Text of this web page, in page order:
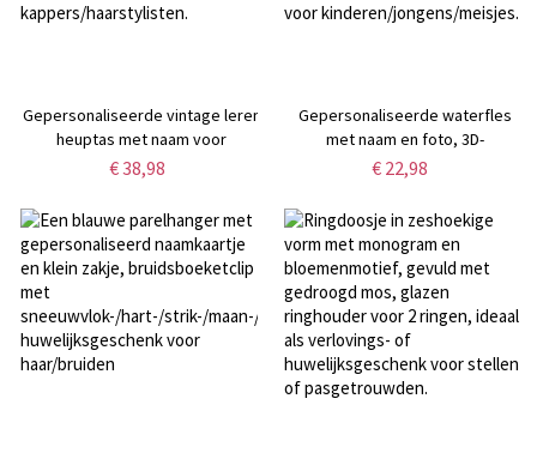
Gepersonaliseerde vintage leren
heuptas met naam voor
kappersgereedschap, inclusief
scharen, sectieclips en riemclip.
Een ideaal cadeau voor
kappers/haarstylisten.
€ 38,98
Gepersonaliseerde waterfles
met naam en foto, 3D-
cartoonfiguur, geruit design, 355
en deksel, ideaal als verjaardags-
of schoolcadeau voor
kinderen/jongens/meisjes.
€ 22,98